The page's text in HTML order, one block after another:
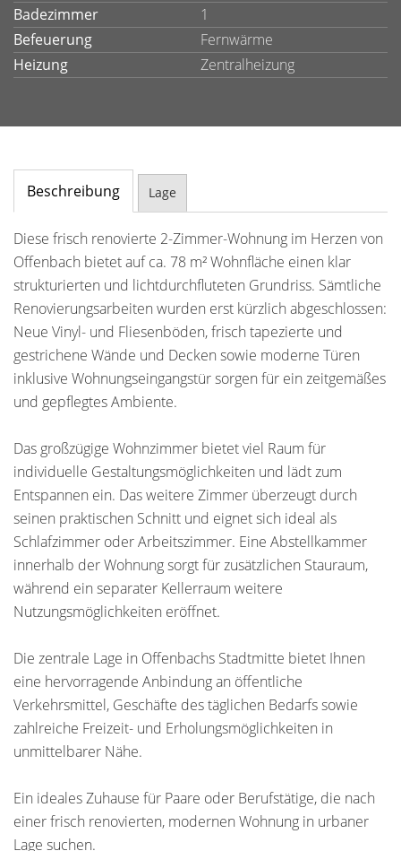
Badezimmer
1
Befeuerung
Fernwärme
Heizung
Zentralheizung
Beschreibung Lage
Diese frisch renovierte 2-Zimmer-Wohnung im Herzen von
Offenbach bietet auf ca. 78 m² Wohnfläche einen klar
strukturierten und lichtdurchfluteten Grundriss. Sämtliche
Renovierungsarbeiten wurden erst kürzlich abgeschlossen:
Neue Vinyl- und Fliesenböden, frisch tapezierte und
gestrichene Wände und Decken sowie moderne Türen
inklusive Wohnungseingangstür sorgen für ein zeitgemäßes
und gepflegtes Ambiente.
Das großzügige Wohnzimmer bietet viel Raum für
individuelle Gestaltungsmöglichkeiten und lädt zum
Entspannen ein. Das weitere Zimmer überzeugt durch
seinen praktischen Schnitt und eignet sich ideal als
Schlafzimmer oder Arbeitszimmer. Eine Abstellkammer
innerhalb der Wohnung sorgt für zusätzlichen Stauraum,
während ein separater Kellerraum weitere
Nutzungsmöglichkeiten eröffnet.
Die zentrale Lage in Offenbachs Stadtmitte bietet Ihnen
eine hervorragende Anbindung an öffentliche
Verkehrsmittel, Geschäfte des täglichen Bedarfs sowie
zahlreiche Freizeit- und Erholungsmöglichkeiten in
unmittelbarer Nähe.
Ein ideales Zuhause für Paare oder Berufstätige, die nach
einer frisch renovierten, modernen Wohnung in urbaner
Lage suchen.